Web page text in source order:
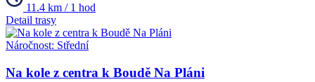
11.4 km / 1 hod
Detail trasy
Náročnost: Střední
Na kole z centra k Boudě Na Pláni